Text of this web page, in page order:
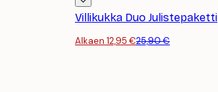
Villikukka Duo Julistepaketti
Alkaen 12,95 €25,90 €